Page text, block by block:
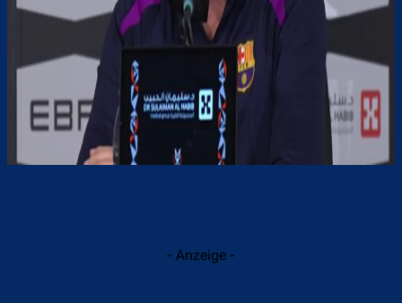
- Anzeige -